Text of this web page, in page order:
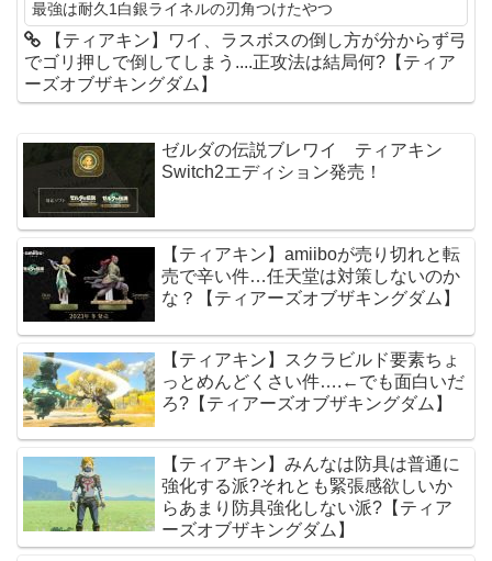
最強は耐久1白銀ライネルの刃角つけたやつ
【ティアキン】ワイ、ラスボスの倒し方が分からず弓
でゴリ押しで倒してしまう....正攻法は結局何?【ティア
ーズオブザキングダム】
ゼルダの伝説ブレワイ ティアキン
Switch2エディション発売！
【ティアキン】amiiboが売り切れと転
売で辛い件…任天堂は対策しないのか
な？【ティアーズオブザキングダム】
【ティアキン】スクラビルド要素ちょ
っとめんどくさい件….←でも面白いだ
ろ?【ティアーズオブザキングダム】
【ティアキン】みんなは防具は普通に
強化する派?それとも緊張感欲しいか
らあまり防具強化しない派?【ティア
ーズオブザキングダム】